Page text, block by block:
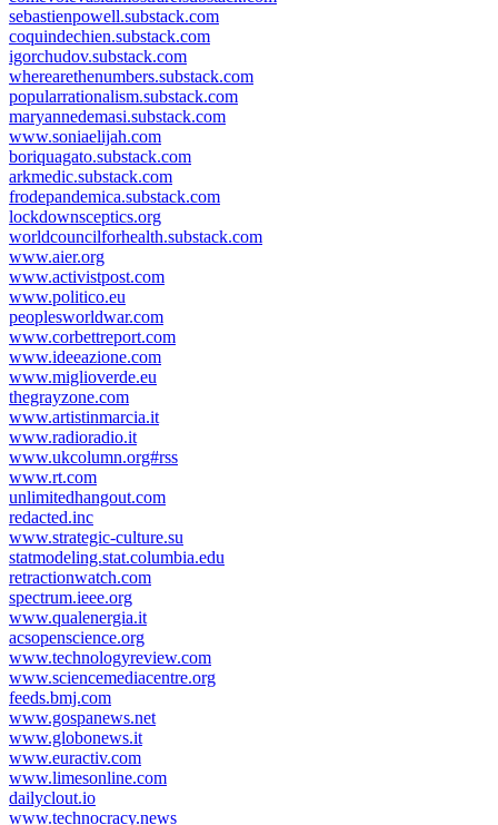
sebastienpowell.substack.com
coquindechien.substack.com
igorchudov.substack.com
wherearethenumbers.substack.com
popularrationalism.substack.com
maryannedemasi.substack.com
www.soniaelijah.com
boriquagato.substack.com
arkmedic.substack.com
frodepandemica.substack.com
lockdownsceptics.org
worldcouncilforhealth.substack.com
www.aier.org
www.activistpost.com
www.politico.eu
peoplesworldwar.com
www.corbettreport.com
www.ideeazione.com
www.miglioverde.eu
thegrayzone.com
www.artistinmarcia.it
www.radioradio.it
www.ukcolumn.org#rss
www.rt.com
unlimitedhangout.com
redacted.inc
www.strategic-culture.su
statmodeling.stat.columbia.edu
retractionwatch.com
spectrum.ieee.org
www.qualenergia.it
acsopenscience.org
www.technologyreview.com
www.sciencemediacentre.org
feeds.bmj.com
www.gospanews.net
www.globonews.it
www.euractiv.com
www.limesonline.com
dailyclout.io
www.technocracy.news